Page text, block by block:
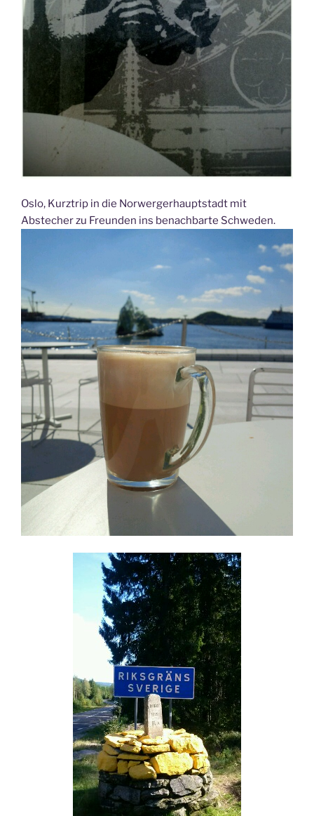
Oslo, Kurztrip in die Norwergerhauptstadt mit
Abstecher zu Freunden ins benachbarte Schweden.